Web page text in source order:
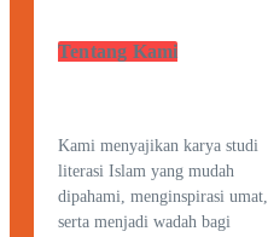
Tentang Kami
Kami menyajikan karya studi
literasi Islam yang mudah
dipahami, menginspirasi umat,
serta menjadi wadah bagi